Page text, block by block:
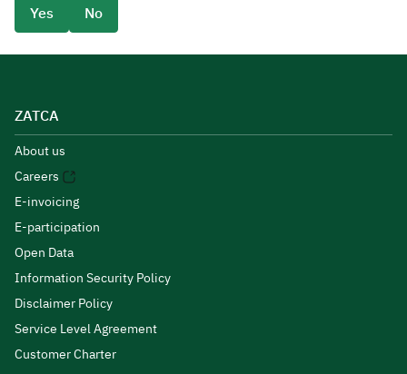
Yes
No
ZATCA
About us
Careers
E-invoicing
E-participation
Open Data
Information Security Policy
Disclaimer Policy
Service Level Agreement
Customer Charter